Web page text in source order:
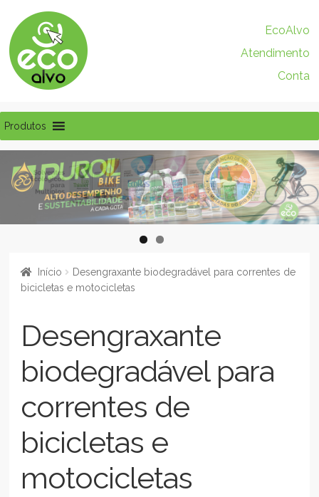
Pular
para
navegação
Pular
para
o
conteúdo
EcoAlvo
Atendimento
Conta
Produtos
Início
Desengraxante biodegradável para correntes de
bicicletas e motocicletas
Desengraxante
biodegradável para
correntes de
bicicletas e
motocicletas